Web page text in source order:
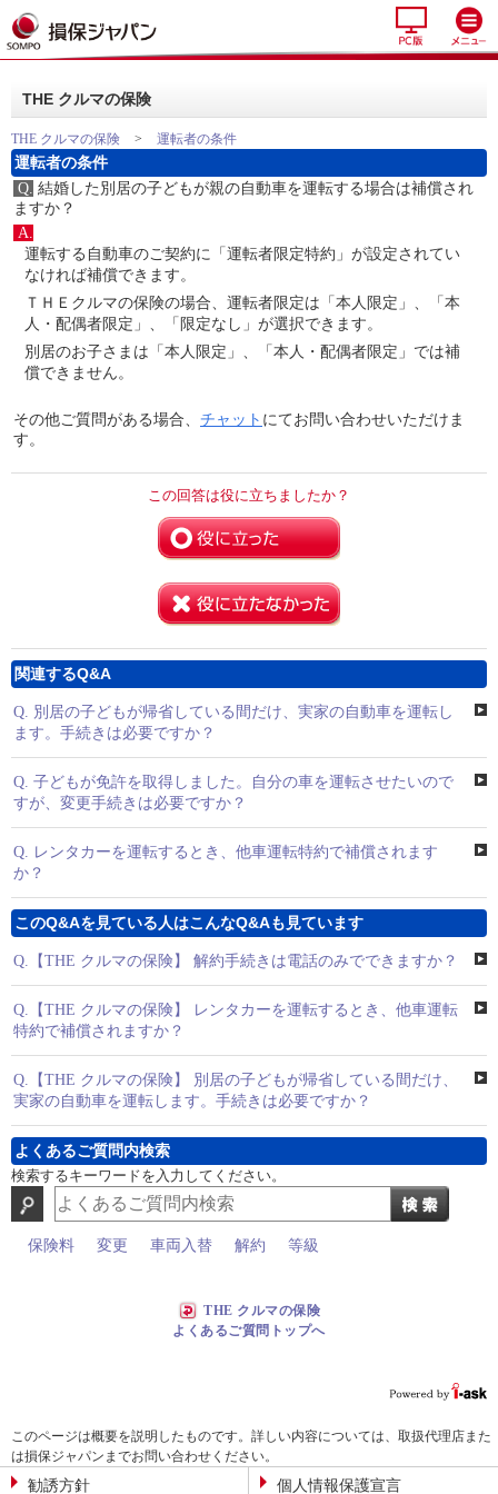
THE クルマの保険
THE クルマの保険 > 運転者の条件
運転者の条件
Q. 結婚した別居の子どもが親の自動車を運転する場合は補償され
ますか？
A.
運転する自動車のご契約に「運転者限定特約」が設定されてい
なければ補償できます。
ＴＨＥクルマの保険の場合、運転者限定は「本人限定」、「本
人・配偶者限定」、「限定なし」が選択できます。
別居のお子さまは「本人限定」、「本人・配偶者限定」では補
償できません。
その他ご質問がある場合、 チャット にてお問い合わせいただけま
す。
この回答は役に立ちましたか？
関連するQ&A
Q. 別居の子どもが帰省している間だけ、実家の自動車を運転し
ます。手続きは必要ですか？
Q. 子どもが免許を取得しました。自分の車を運転させたいので
すが、変更手続きは必要ですか？
Q. レンタカーを運転するとき、他車運転特約で補償されます
か？
このQ&Aを見ている人はこんなQ&Aも見ています
Q. 【THE クルマの保険】 解約手続きは電話のみでできますか？
Q. 【THE クルマの保険】 レンタカーを運転するとき、他車運転
特約で補償されますか？
Q. 【THE クルマの保険】 別居の子どもが帰省している間だけ、
実家の自動車を運転します。手続きは必要ですか？
よくあるご質問内検索
検索するキーワードを入力してください。
保険料 変更 車両入替 解約 等級
THE クルマの保険
よくあるご質問トップへ
このページは概要を説明したものです。詳しい内容については、取扱代理店また
は損保ジャパンまでお問い合わせください。
勧誘方針 個人情報保護宣言